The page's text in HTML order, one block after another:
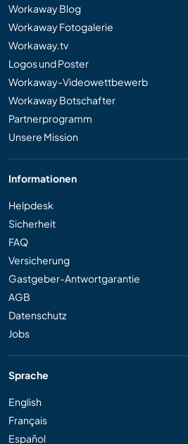
Workaway Blog
Workaway Fotogalerie
Workaway.tv
Logos und Poster
Workaway-Videowettbewerb
Workaway Botschafter
Partnerprogramm
Unsere Mission
Informationen
Helpdesk
Sicherheit
FAQ
Versicherung
Gastgeber-Antwortgarantie
AGB
Datenschutz
Jobs
Sprache
English
Français
Español